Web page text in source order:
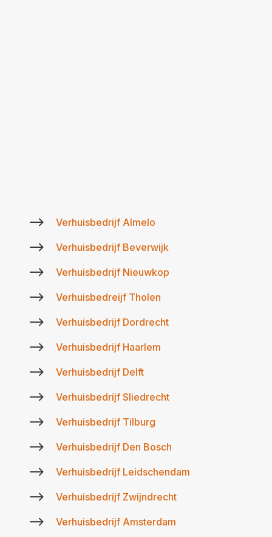
$ Verhuisbedrijf Almelo
$ Verhuisbedrijf Beverwijk
$ Verhuisbedrijf Nieuwkop
$ Verhuisbedreijf Tholen
$ Verhuisbedrijf Dordrecht
$ Verhuisbedrijf Haarlem
$ Verhuisbedrijf Delft
$ Verhuisbedrijf Sliedrecht
$ Verhuisbedrijf Tilburg
$ Verhuisbedrijf Den Bosch
$ Verhuisbedrijf Leidschendam
$ Verhuisbedrijf Zwijndrecht
$ Verhuisbedrijf Amsterdam